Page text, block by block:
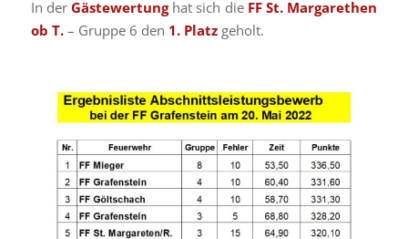
In derGästewertunghat sich die FF St. Margarethen
ob T.– Gruppe 6 den 1. Platzgeholt.